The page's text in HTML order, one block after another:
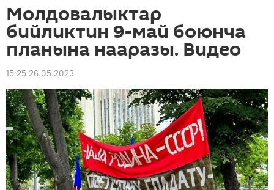
Молдовалыктар
бийликтин 9-май боюнча
планына нааразы. Видео
15:25 26.05.2023